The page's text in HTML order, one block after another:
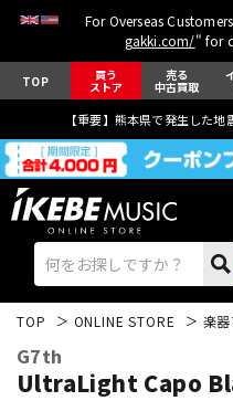
For Overseas
gakki.com/" for
TOP 買う
ストア
売る
中古買取
【重要】熊本県で発生した
TOP ONLINE STORE 楽
G7th
UltraLight Capo